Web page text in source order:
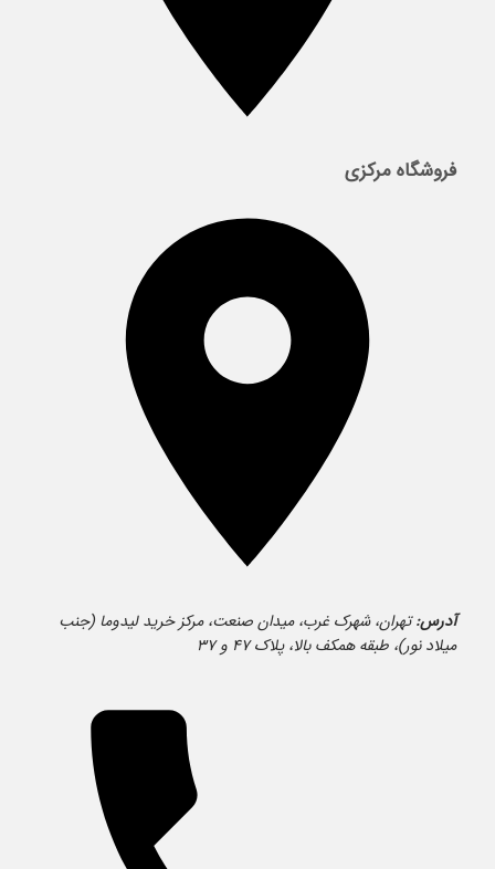
فروشگاه مرکزی
آدرس:تهران، شهرک غرب، میدان صنعت، مرکز خرید لیدوما (جنب
میلاد نور)، طبقه همکف بالا، پلاک ۴۷ و ۳۷